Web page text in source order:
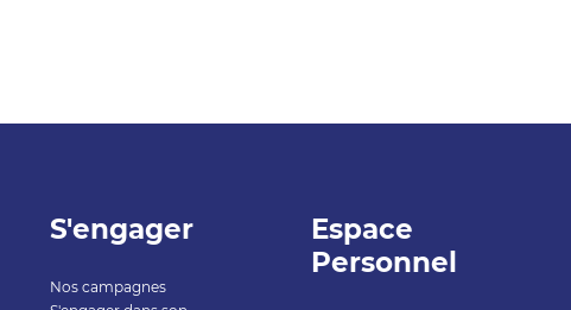
S'engager
Nos campagnes
Espace
Personnel